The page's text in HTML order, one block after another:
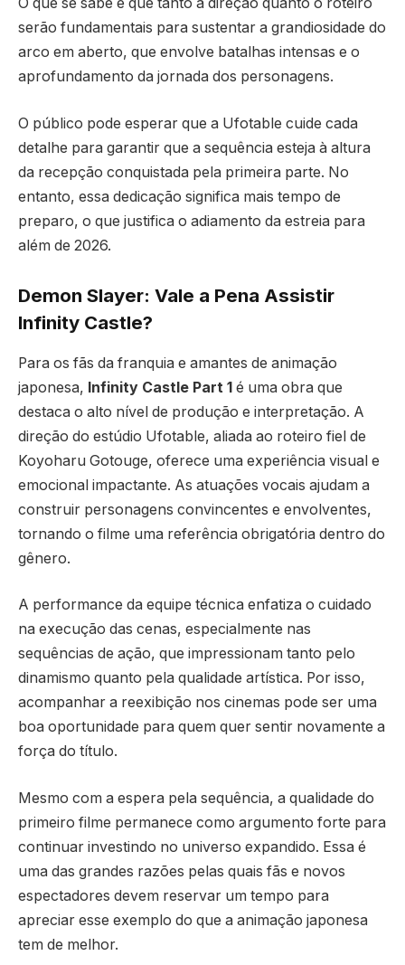
serão fundamentais para sustentar a grandiosidade do
arco em aberto, que envolve batalhas intensas e o
aprofundamento da jornada dos personagens.
O público pode esperar que a Ufotable cuide cada
detalhe para garantir que a sequência esteja à altura
da recepção conquistada pela primeira parte. No
entanto, essa dedicação significa mais tempo de
preparo, o que justifica o adiamento da estreia para
além de 2026.
Demon Slayer: Vale a Pena Assistir
Infinity Castle?
Para os fãs da franquia e amantes de animação
japonesa, Infinity Castle Part 1 é uma obra que
destaca o alto nível de produção e interpretação. A
direção do estúdio Ufotable, aliada ao roteiro fiel de
Koyoharu Gotouge, oferece uma experiência visual e
emocional impactante. As atuações vocais ajudam a
construir personagens convincentes e envolventes,
tornando o filme uma referência obrigatória dentro do
gênero.
A performance da equipe técnica enfatiza o cuidado
na execução das cenas, especialmente nas
sequências de ação, que impressionam tanto pelo
dinamismo quanto pela qualidade artística. Por isso,
acompanhar a reexibição nos cinemas pode ser uma
boa oportunidade para quem quer sentir novamente a
força do título.
Mesmo com a espera pela sequência, a qualidade do
primeiro filme permanece como argumento forte para
continuar investindo no universo expandido. Essa é
uma das grandes razões pelas quais fãs e novos
espectadores devem reservar um tempo para
apreciar esse exemplo do que a animação japonesa
tem de melhor.